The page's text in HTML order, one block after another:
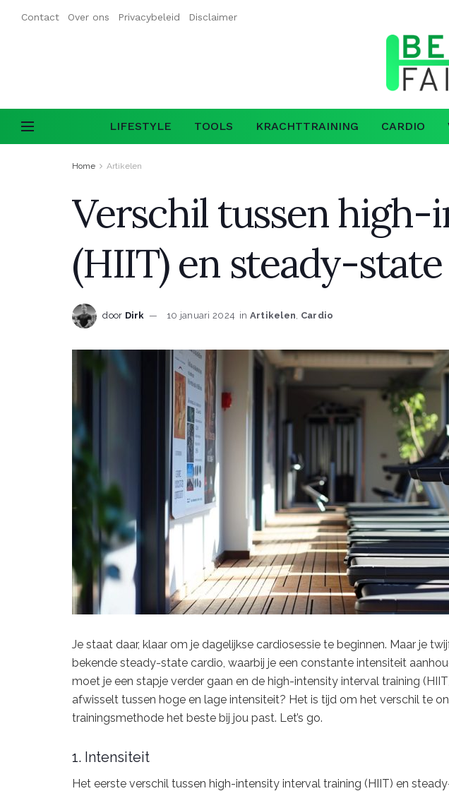
Contact Over ons Privacybeleid Disclaimer
LIFESTYLE TOOLS KRACHTTRAINING CARDIO
Home Artikelen
Verschil tussen
(HIIT) en steady-
door Dirk 10 januari 2024 in Artikelen, Cardio
Je staat daar, klaar om je dagelijkse cardiosessie te beginnen. Maar je
bekende steady-state cardio, waarbij je een constante intensiteit
moet je een stapje verder gaan en de high-intensity interval training
afwisselt tussen hoge en lage intensiteit? Het is tijd om het verschil te
trainingsmethode het beste bij jou past. Let’s go.
1. Intensiteit
Het eerste verschil tussen high-intensity interval training (HIIT) en